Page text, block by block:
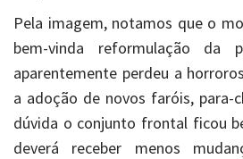
Pela imagem, notamos que o
bem-vinda reformulação da
aparentemente perdeu a
a adoção de novos faróis, para-
dúvida o conjunto frontal ficou
deverá receber menos